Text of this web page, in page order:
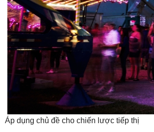
Áp dụng chủ đề cho chiến lược tiếp thị